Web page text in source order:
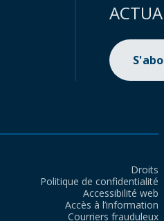
Droits
Politique de confidentialité
Accessibilité web
Accès à l’information
Courriers frauduleux